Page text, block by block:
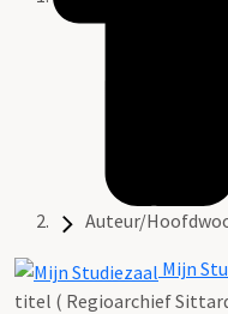
Auteur/
Mijn
titel ( Regioarchief